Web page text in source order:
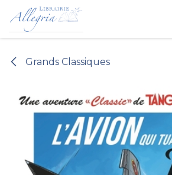
Se rendre au contenu
Grands Classiques